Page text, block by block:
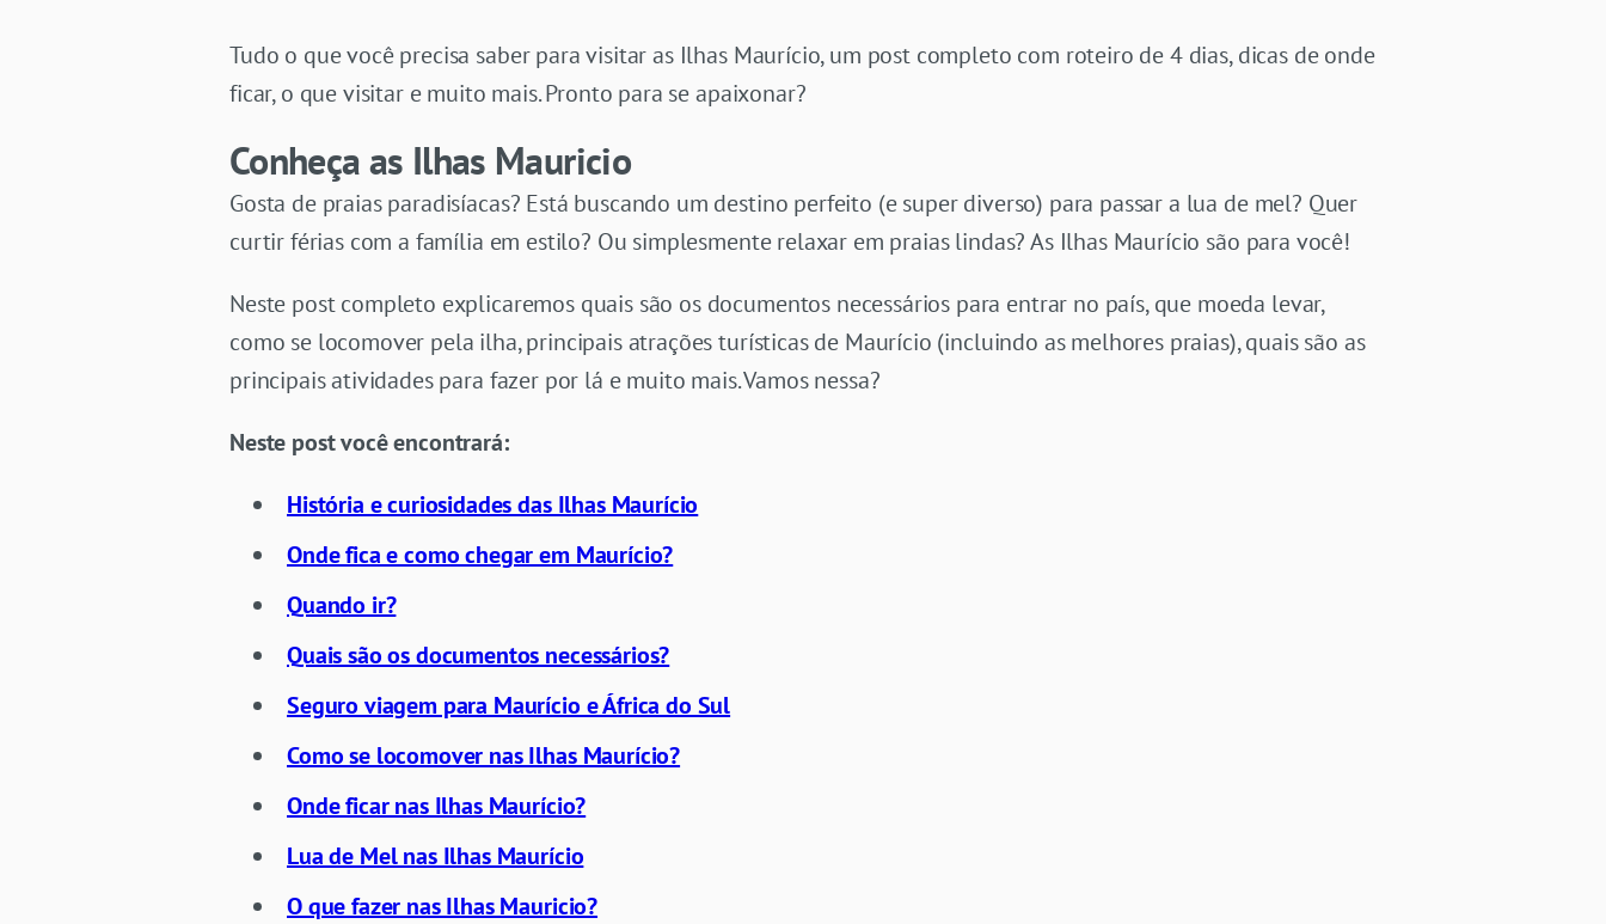
Tudo o que você precisa saber para visitar as Ilhas Maurício, um post completo com roteiro de 4 dias, dicas de onde
ficar, o que visitar e muito mais. Pronto para se apaixonar?
Conheça as Ilhas Mauricio
Gosta de praias paradisíacas? Está buscando um destino perfeito (e super diverso) para passar a lua de mel? Quer
curtir férias com a família em estilo? Ou simplesmente relaxar em praias lindas? As Ilhas Maurício são para você!
Neste post completo explicaremos quais são os documentos necessários para entrar no país, que moeda levar,
como se locomover pela ilha, principais atrações turísticas de Maurício (incluindo as melhores praias), quais são as
principais atividades para fazer por lá e muito mais. Vamos nessa?
Neste post você encontrará:
História e curiosidades das Ilhas Maurício
Onde fica e como chegar em Maurício?
Quando ir?
Quais são os documentos necessários?
Seguro viagem para Maurício e África do Sul
Como se locomover nas Ilhas Maurício?
Onde ficar nas Ilhas Maurício?
Lua de Mel nas Ilhas Maurício
O que fazer nas Ilhas Mauricio?